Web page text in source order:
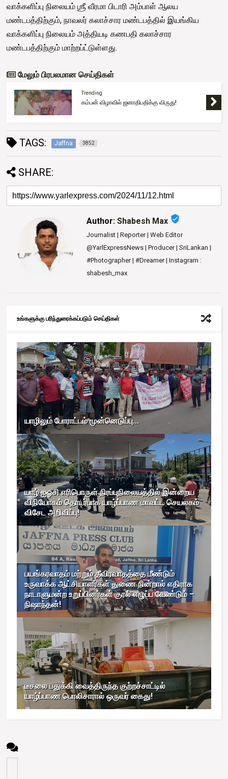
வாக்களிப்பு நிலையம் ஶ்ரீ வீரமா பிடாரி அம்பாள் ஆலய
மண்டபத்திற்கும், நாவலர் கலாச்சார மண்டபத்தில் இயங்கிய
வாக்களிப்பு நிலையம் அத்தியடி கணபதி கலாச்சார
மண்டபத்திற்கும் மாற்றப்ட்டுள்ளது.
மேலும் பிரபலமான செய்திகள்
Trending
கம்பன் விழாவில் ஜனாதிபதிக்கு விருது!
TAGS: Jaffna 3852
SHARE:
Author:Shabesh Max verified_user
Journalist | Reporter | Web Editor
@YarlExpressNews | Producer | SriLankan |
#Photographer | #Dreamer | Instagram :
shabesh_max
உங்களுக்கு பரிந்துரைக்கப்படும் செய்திகள்
யாழிலும் போராட்டம் முன்னெடுப்பு...
யாழ் ஐஓசி எரிபொருள் நிரப்புநிலையத்தில் இன்றைய
விநியோகம் தொடர்பாக யாழ்ப்பாண மாவட்ட செயலகம்
விசேட அறிவிப்பு!
பயங்கரவாதம் மற்றும் தீவிரவாதத்தை மீண்டும்
உருவாக்க ஆட்சியாளர்கள் துணை நின்றால் எதிராக
நாடாளுமன்ற உறுப்பினர்கள் குரல் எழுப்ப வேண்டும் –
நிஷாந்தன்!
டீசலை பதுக்கி வைத்திருந்த குற்றச்சாட்டில்
யாழ்ப்பாண பொலிசாரால் ஒருவர் கைது!